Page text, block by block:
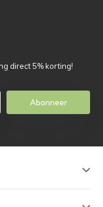
direct 5% korting!
Abonneer